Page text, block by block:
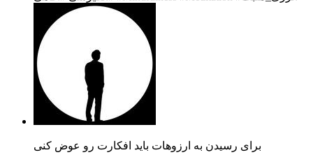
برای رسیدن به ارزوهات باید افکارت رو عوض کنی